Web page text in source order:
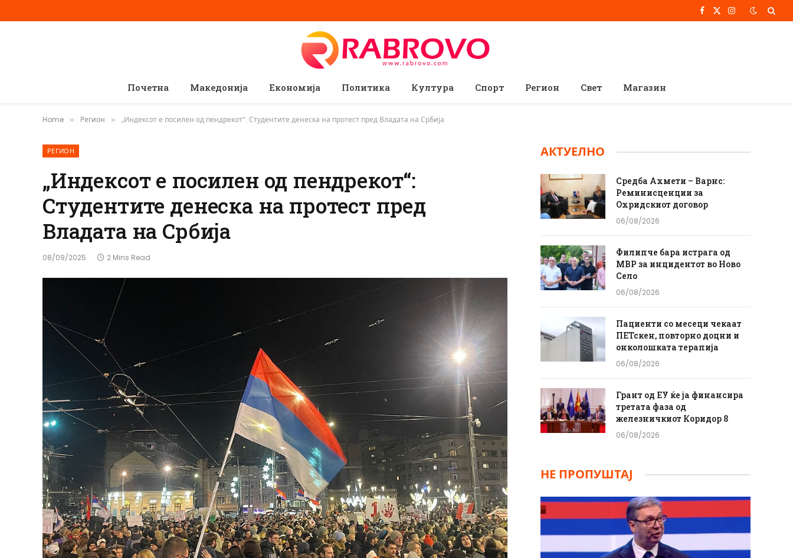
Facebook
X
Instagram
Почетна Македонија Економија Политика Култура Спорт Регион Свет Магазин
Home » Регион » „Индексот е посилен од пендрекот“: Студентите денеска на протест пред Владата на Србија
РЕГИОН
„Индексот е посилен од пендрекот“:
Студентите денеска на протест пред
Владата на Србија
08/09/2025 2 Mins Read
АКТУЕЛНО
Средба Ахмети – Варнс:
Реминисценции за
Охридскиот договор
06/08/2026
Филипче бара истрага од
МВР за инцидентот во Ново
Село
06/08/2026
Пациенти со месеци чекаат
ПЕТскен, повторно доцни и
онколошката терапија
06/08/2026
Грант од ЕУ ќе ја финансира
третата фаза од
железничкиот Коридор 8
06/08/2026
НЕ ПРОПУШТАЈ